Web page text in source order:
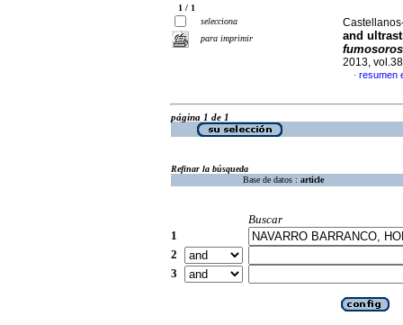
1 / 1
selecciona
para imprimir
and
2013,
· resumen
página 1 de 1
Refinar la búsqueda
Base de datos : article
Buscar
1
2
3